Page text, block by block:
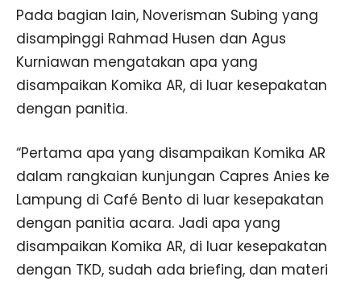
Pada bagian lain, Noverisman Subing yang
disampinggi Rahmad Husen dan Agus
Kurniawan mengatakan apa yang
disampaikan Komika AR, di luar kesepakatan
dengan panitia.
“Pertama apa yang disampaikan Komika AR
dalam rangkaian kunjungan Capres Anies ke
Lampung di Café Bento di luar kesepakatan
dengan panitia acara. Jadi apa yang
disampaikan Komika AR, di luar kesepakatan
dengan TKD, sudah ada briefing, dan materi